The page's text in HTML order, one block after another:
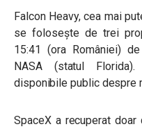
Falcon Heavy, cea mai
se folosește de trei
15:41 (ora României)
NASA (statul
disponibile public despre
SpaceX a recuperat